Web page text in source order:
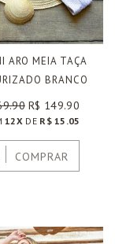
ARO MEIA TAÇA
BRANCO
R$ 149.90
12X DE R$ 15.05
| COMPRAR